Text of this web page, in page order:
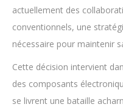
actuellement des
conventionnels, une
nécessaire pour maintenir
Cette décision intervient
des composants
se livrent une bataille